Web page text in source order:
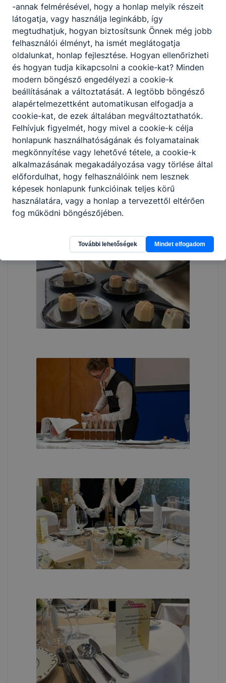
-annak felmérésével, hogy a honlap melyik részeit
látogatja, vagy használja leginkább, így
megtudhatjuk, hogyan biztosítsunk Önnek még jobb
felhasználói élményt, ha ismét meglátogatja
oldalunkat, honlap fejlesztése. Hogyan ellenőrizheti
és hogyan tudja kikapcsolni a cookie-kat? Minden
modern böngésző engedélyezi a cookie-k
beállításának a változtatását. A legtöbb böngésző
alapértelmezettként automatikusan elfogadja a
cookie-kat, de ezek általában megváltoztathatók.
Felhívjuk figyelmét, hogy mivel a cookie-k célja
honlapunk használhatóságának és folyamatainak
megkönnyítése vagy lehetővé tétele, a cookie-k
alkalmazásának megakadályozása vagy törlése által
előfordulhat, hogy felhasználóink nem lesznek
képesek honlapunk funkcióinak teljes körű
használatára, vagy a honlap a tervezettől eltérően
fog működni böngészőjében.
További lehetőségek Mindet elfogadom